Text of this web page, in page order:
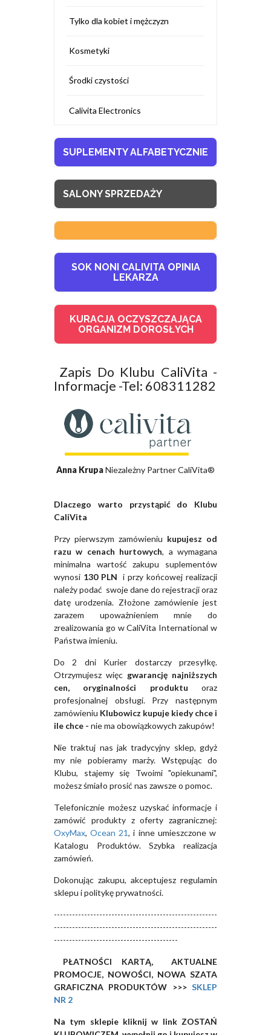
Tylko dla kobiet i mężczyzn
Kosmetyki
Środki czystości
Calivita Electronics
SUPLEMENTY ALFABETYCZNIE
SALONY SPRZEDAŻY
SOK NONI CALIVITA OPINIA
LEKARZA
KURACJA OCZYSZCZAJĄCA
ORGANIZM DOROSŁYCH
Zapis Do Klubu CaliVita -
Informacje -Tel: 608311282
Anna KrupaNiezależny Partner CaliVita®
Dlaczego warto przystąpić do Klubu
CaliVita
Przy pierwszym zamówieniu kupujesz od
razu w cenach hurtowych, a wymagana
minimalna wartość zakupu suplementów
wynosi 130 PLN i przy końcowej realizacji
należy podać swoje dane do rejestracji oraz
datę urodzenia. Złożone zamówienie jest
zarazem upoważnieniem mnie do
zrealizowania go w CaliVita International w
Państwa imieniu.
Do 2 dni Kurier dostarczy przesyłkę.
Otrzymujesz więc gwarancję najniższych
cen, oryginalności produktu oraz
profesjonalnej obsługi. Przy następnym
zamówieniu Klubowicz kupuje kiedy chce i
ile chce - nie ma obowiązkowych zakupów!
Nie traktuj nas jak tradycyjny sklep, gdyż
my nie pobieramy marży. Wstępując do
Klubu, stajemy się Twoimi "opiekunami",
możesz śmiało prosić nas zawsze o pomoc.
Telefonicznie możesz uzyskać informacje i
zamówić produkty z oferty zagranicznej:
OxyMax,Ocean 21, i inne umieszczone w
Katalogu Produktów. Szybka realizacja
zamówień.
Dokonując zakupu, akceptujesz regulamin
sklepu i politykę prywatności.
------------------------------------------------------
------------------------------------------------------
-----------------------------------------
PŁATNOŚCI KARTĄ, AKTUALNE
PROMOCJE, NOWOŚCI, NOWA SZATA
GRAFICZNA PRODUKTÓW >>>SKLEP
NR 2
Na tym sklepie kliknij w link ZOSTAŃ